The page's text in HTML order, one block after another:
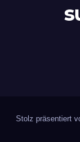
Stolz präsentiert